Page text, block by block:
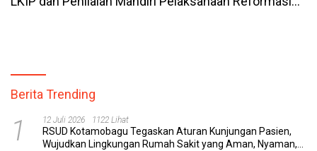
Berita Trending
1 12 Juli 2026 1122 Lihat
RSUD Kotamobagu Tegaskan Aturan Kunjungan Pasien,
Wujudkan Lingkungan Rumah Sakit yang Aman, Nyaman,